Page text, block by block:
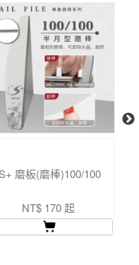
S+ 磨板(磨棒)100/100
NT$ 170 起